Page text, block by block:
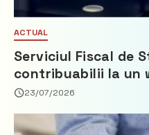
ACTUAL
Serviciul Fiscal de
contribuabilii la un
privind calculul
23/07/2026